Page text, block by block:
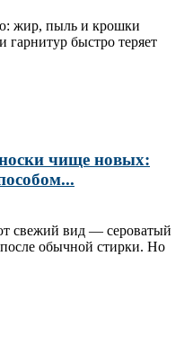
жир, пыль и крошки
быстро теряет
чище новых:
свежий вид — сероватый
обычной стирки. Но